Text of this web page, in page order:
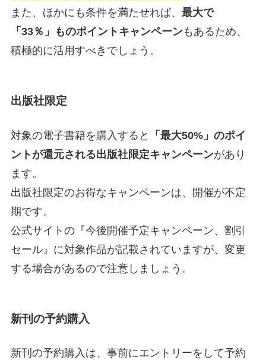
また、ほかにも条件を満たせれば、 最大で
「33％」ものポイントキャンペーンもあるため、
積極的に活用すべきでしょう。
出版社限定
対象の電子書籍を購入すると
「最大50%」のポイ
ントが還元される出版社限定キャンペーンがあり
ます。
出版社限定のお得なキャンペーンは、開催が不定
期です。
公式サイトの『今後開催予定キャンペーン、割引
セール』に対象作品が記載されていますが、変更
する場合があるので注意しましょう。
新刊の予約購入
新刊の予約購入は、事前にエントリーをして予約